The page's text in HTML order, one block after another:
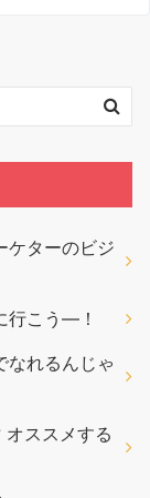
ケターのビジ
行こう―！
なれるんじゃ
オススメする